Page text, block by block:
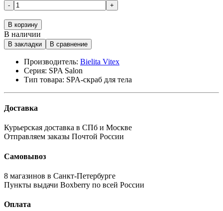
- +
В корзину
В наличии
В закладки В сравнение
Производитель: Bielita Vitex
Серия: SPA Salon
Тип товара: SPA-скраб для тела
Доставка
Курьерская доставка в СПб и Москве
Отправляем заказы Почтой России
Самовывоз
8 магазинов в Санкт-Петербурге
Пункты выдачи Boxberry по всей России
Оплата